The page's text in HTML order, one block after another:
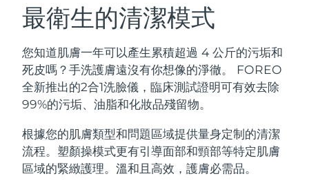
最衛生的清潔模式
您知道肌膚一年可以產生累積超過 4 公斤的污垢和
死皮嗎？手洗護膚遠沒有你想像的淨徹。 FOREO
全新推出的2合1洗臉儀，臨床測試證明可有效去除
99%的污垢、油脂和化妝品殘留物。
根據您的肌膚類型和問題區域提供量身定制的清潔
流程。塑顏操模式更有引導面部和頸部等特定肌膚
區域的緊緻護理。溫和且高效，護膚必需品。
面部清潔
LUNA™ 4 套裝
Anti-aging massage
LUNA™ 4 Plus
緊致提拉
BEAR™ 2 套裝
Microcurrent toning
BEAR™ 2 go
補水保濕
UFO™ 3 套裝
口腔護理
issa™ 4
奧地利 預計送達日期
比利時 預計送達日期8/12/26
百慕達 預計送達日期
波士尼亞與赫塞哥維納 預計送達日期8/15/26
汶萊 預計送達日期